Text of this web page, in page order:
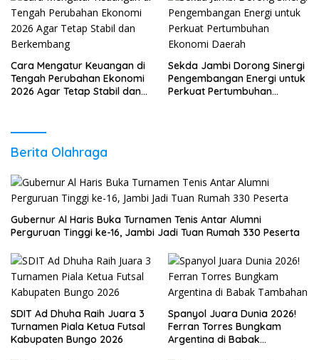
Cara Mengatur Keuangan di
Tengah Perubahan Ekonomi
2026 Agar Tetap Stabil dan
Sekda Jambi Dorong Sinergi
Pengembangan Energi untuk
Perkuat Pertumbuhan
Berita Olahraga
Gubernur Al Haris Buka Turnamen Tenis Antar Alumni
Perguruan Tinggi ke-16, Jambi Jadi Tuan Rumah 330 Peserta
SDIT Ad Dhuha Raih Juara 3
Turnamen Piala Ketua Futsal
Kabupaten Bungo 2026
Spanyol Juara Dunia 2026!
Ferran Torres Bungkam
Argentina di Babak